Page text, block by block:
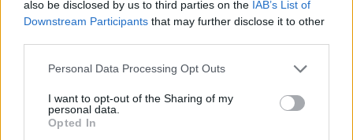
also be disclosed by us to third parties on the IAB’s List of
Downstream Participants that may further disclose it to other
Please note that this website/app uses one or more Google
not limited to your visit or usage behaviour. You may click to
grant or deny consent to Google and its third-party tags to
use your data for below specified purposes in below Google
Personal Data Processing Opt Outs
I want to opt-out of the Sharing of my
personal data.
Opted In
spasticité et de la douleur neuropathique dans la
sclérose en plaques.
Apnée obstructive du sommeil
Selon les National Academies of Sciences,
Engineering, and Medicine (2017), il existe "des